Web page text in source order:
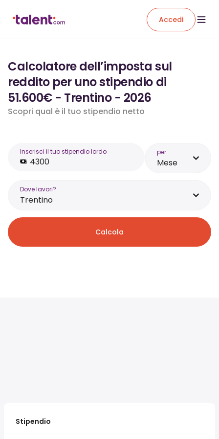
Accedi
Calcolatore dell’imposta sul
reddito per uno stipendio di
51.600€ - Trentino - 2026
Scopri qual è il tuo stipendio netto
Inserisci il tuo stipendio lordo per
Mese
Dove lavori?
Trentino
Calcola
Stipendio